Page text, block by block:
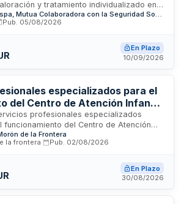
y tratamiento individualizado en
a nivel nacional. FRATERNIDAD-
una empresa proveedora que disponga
infraestructura tecnológica segura
de protección de datos, y capacidad
disponibilidad de medios
al volumen asistencial.
Pub. 05/08/2026
En Plazo
10/09/2026
especializados para el
del Centro de Atención Infantil
de la Frontera
profesionales especializados
del Centro de Atención
Morón de la Frontera y su comarca. Los
la prestación de disciplinas
garantizando la continuidad del
de atención infantil temprana
aplicable.
de la Frontera
la frontera Pub. 02/08/2026
En Plazo
30/08/2026